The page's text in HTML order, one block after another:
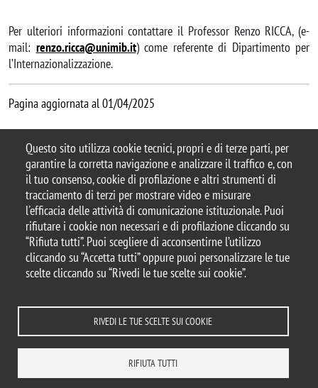
Questo sito utilizza cookie tecnici, propri e di terze parti, per
garantire la corretta navigazione e analizzare il traffico e, con
il tuo consenso, cookie di profilazione e altri strumenti di
tracciamento di terzi per mostrare video e misurare
l'efficacia delle attività di comunicazione istituzionale. Puoi
rifiutare i cookie non necessari e di profilazione cliccando su
“Rifiuta tutti”. Puoi scegliere di acconsentirne l’utilizzo
cliccando su “Accetta tutti” oppure puoi personalizzare le tue
scelte cliccando su “Rivedi le tue scelte sui cookie”.
RIVEDI LE TUE SCELTE SUI COOKIE
RIFIUTA TUTTI
Per ulteriori informazioni contattare il Professor Renzo RICCA, (e-
mail: renzo.ricca@unimib.it) come referente di Dipartimento per
l’Internazionalizzazione.
Pagina aggiornata al 01/04/2025
© 2026 Università degli Studi di Milano-Bicocca
Piazza dell'Ateneo Nuovo, 1 - 20126, Milano
Casella PEC:ateneo.bicocca@pec.unimib.it
P.I. 12621570154 |
redazioneweb.matapp@unimib.it
Note legali Privacy e cookie policy Amministrazione trasparente
Accessibilità
Rivedi le tue scelte sui cookie